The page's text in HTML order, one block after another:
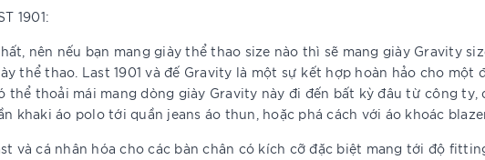
1901:
nên nếu bạn mang giày thể thao size nào thì sẽ mang giày Gravity
thể thao. Last 1901 và đế Gravity là một sự kết hợp hoàn hảo cho một
thể thoải mái mang dòng giày Gravity này đi đến bất kỳ đâu từ công ty,
khaki áo polo tới quần jeans áo thun, hoặc phá cách với áo khoác
và cá nhân hóa cho các bàn chân có kích cỡ đặc biệt mang tới độ